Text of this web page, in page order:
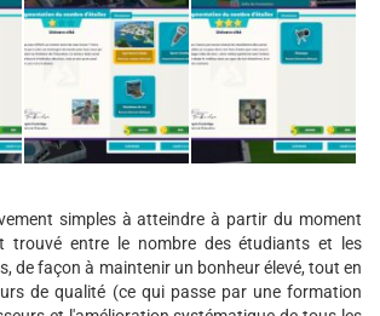
simples à atteindre à partir du moment
trouvé entre le nombre des étudiants et les
de façon à maintenir un bonheur élevé, tout en
de qualité (ce qui passe par une formation